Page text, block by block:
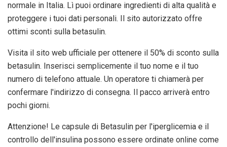
normale in Italia. Lì puoi ordinare ingredienti di alta qualità e
proteggere i tuoi dati personali. Il sito autorizzato offre
ottimi sconti sulla betasulin.
Visita il sito web ufficiale per ottenere il 50% di sconto sulla
betasulin. Inserisci semplicemente il tuo nome e il tuo
numero di telefono attuale. Un operatore ti chiamerà per
confermare l'indirizzo di consegna. Il pacco arriverà entro
pochi giorni.
Attenzione! Le capsule di Betasulin per l'iperglicemia e il
controllo dell'insulina possono essere ordinate online come